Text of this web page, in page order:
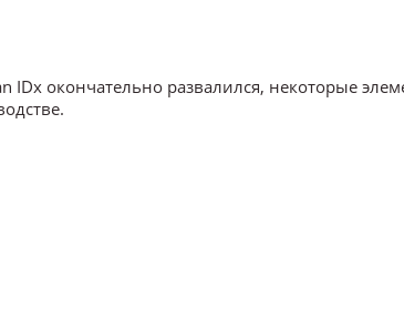
IDx окончательно развалился, некоторые